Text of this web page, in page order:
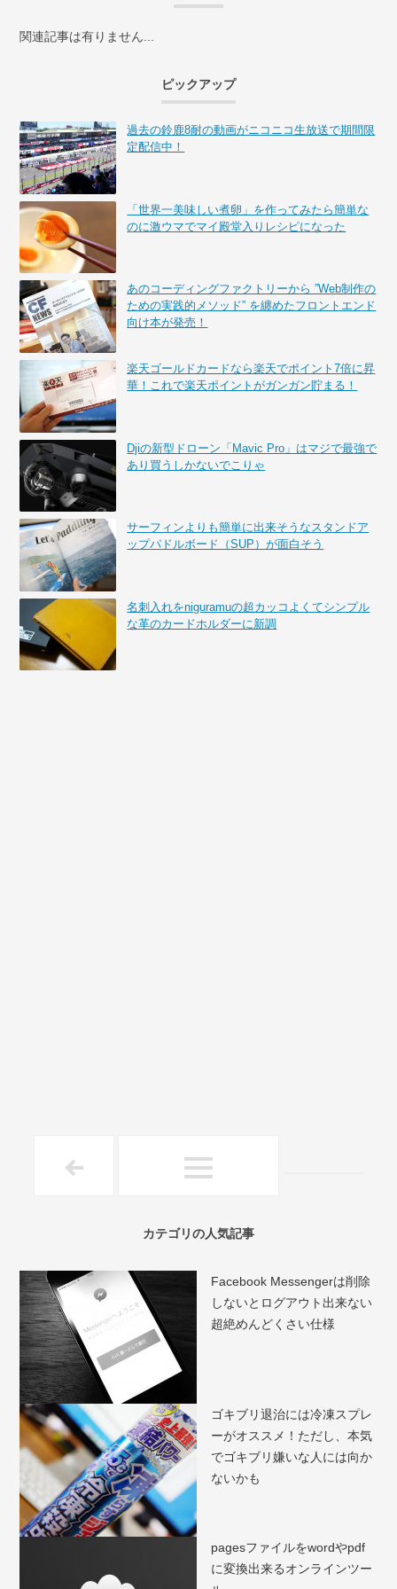
関連記事は有りません...
ピックアップ
過去の鈴鹿8耐の動画がニコニコ生放送で期間限
定配信中！
「世界一美味しい煮卵」を作ってみたら簡単な
のに激ウマでマイ殿堂入りレシピになった
あのコーディングファクトリーから ”Web制作の
ための実践的メソッド” を纏めたフロントエンド
向け本が発売！
楽天ゴールドカードなら楽天でポイント7倍に昇
華！これで楽天ポイントがガンガン貯まる！
Djiの新型ドローン「Mavic Pro」はマジで最強で
あり買うしかないでこりゃ
サーフィンよりも簡単に出来そうなスタンドア
ップパドルボード（SUP）が面白そう
名刺入れをniguramuの超カッコよくてシンプル
な革のカードホルダーに新調
カテゴリの人気記事
Facebook Messengerは削除
しないとログアウト出来ない
超絶めんどくさい仕様
ゴキブリ退治には冷凍スプレ
ーがオススメ！ただし、本気
でゴキブリ嫌いな人には向か
ないかも
pagesファイルをwordやpdf
に変換出来るオンラインツー